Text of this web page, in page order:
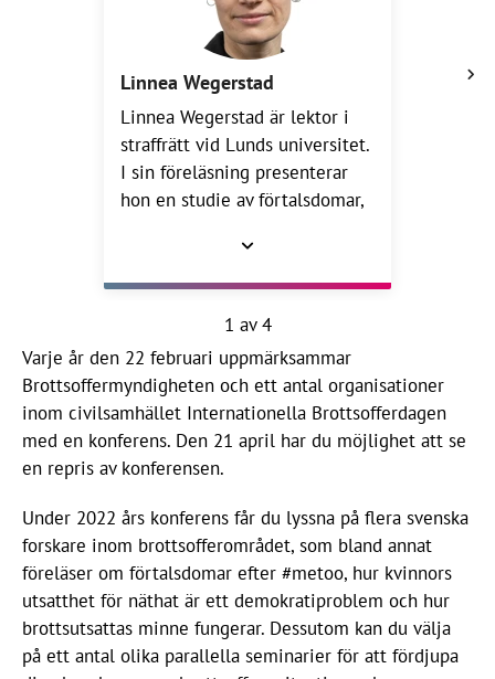
Linnea Wegerstad
Linnea Wegerstad är lektor i
straffrätt vid Lunds universitet.
I sin föreläsning presenterar
hon en studie av förtalsdomar,
att ha delat en uppgift om att
hen har utsatts för sexuellt
redogör för hur olika anspråk
på rättvisa kommer till uttryck
i domarna, och diskuterar hur
rätten kan balansera den
intressekonflikt som uppstår
mellan å ena sidan de utsattas
utpekades ära.
1 av 4
Varje år den 22 februari uppmärksammar
Brottsoffermyndigheten och ett antal organisationer
inom civilsamhället Internationella Brottsofferdagen
med en konferens. Den 21 april har du möjlighet att se
en repris av konferensen.
Under 2022 års konferens får du lyssna på flera svenska
forskare inom brottsofferområdet, som bland annat
föreläser om förtalsdomar efter #metoo, hur kvinnors
utsatthet för näthat är ett demokratiproblem och hur
brottsutsattas minne fungerar. Dessutom kan du välja
på ett antal olika parallella seminarier för att fördjupa